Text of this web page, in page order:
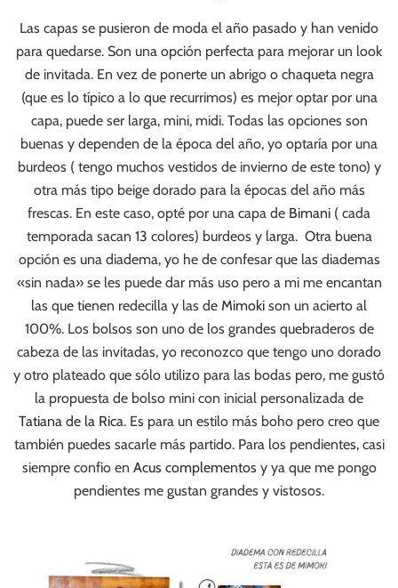
Las capas se pusieron de moda el año pasado y han venido
para quedarse. Son una opción perfecta para mejorar un look
de invitada. En vez de ponerte un abrigo o chaqueta negra
(que es lo típico a lo que recurrimos) es mejor optar por una
capa, puede ser larga, mini, midi. Todas las opciones son
buenas y dependen de la época del año, yo optaría por una
burdeos ( tengo muchos vestidos de invierno de este tono) y
otra más tipo beige dorado para la épocas del año más
frescas. En este caso, opté por una capa de Bimani ( cada
temporada sacan 13 colores) burdeos y larga. Otra buena
opción es una diadema, yo he de confesar que las diademas
«sin nada» se les puede dar más uso pero a mi me encantan
las que tienen redecilla y las de Mimoki son un acierto al
100%. Los bolsos son uno de los grandes quebraderos de
cabeza de las invitadas, yo reconozco que tengo uno dorado
y otro plateado que sólo utilizo para las bodas pero, me gustó
la propuesta de bolso mini con inicial personalizada de
Tatiana de la Rica. Es para un estilo más boho pero creo que
también puedes sacarle más partido. Para los pendientes, casi
siempre confio en Acus complementos y ya que me pongo
pendientes me gustan grandes y vistosos.